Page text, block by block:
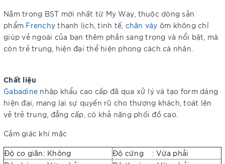
Nằm trong BST mới nhất từ My Way, thuộc dòng sản
phẩm Frenchy thanh lịch, tinh tế, chân váy ôm không chỉ
giúp vẻ ngoài của bạn thêm phần sang trọng và nổi bật, mà
còn trẻ trung, hiện đại thể hiện phong cách cá nhân.
Chất liệu
Gabadine nhập khẩu cao cấp đã qua xử lý và tạo form dáng
hiện đại, mang lại sự quyến rũ cho thượng khách, toát lên
vẻ trẻ trung, đẳng cấp, có khả năng phối đồ cao.
Cảm giác khi mặc
Độ co giãn: Không
Độ cứng : Vừa phải